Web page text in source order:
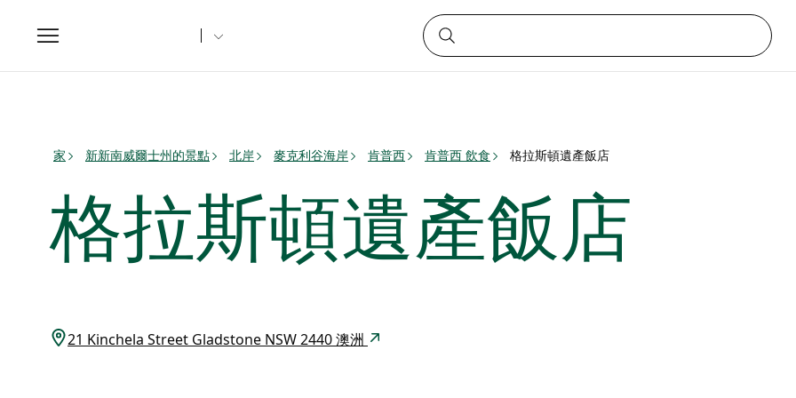
Toggle
navigation
家 新新南威爾士州的景點 北岸 麥克利谷海岸 肯普西 肯普西 飲食 格拉斯頓遺產飯店
格拉斯頓遺產飯店
21 Kinchela Street Gladstone NSW 2440 澳洲